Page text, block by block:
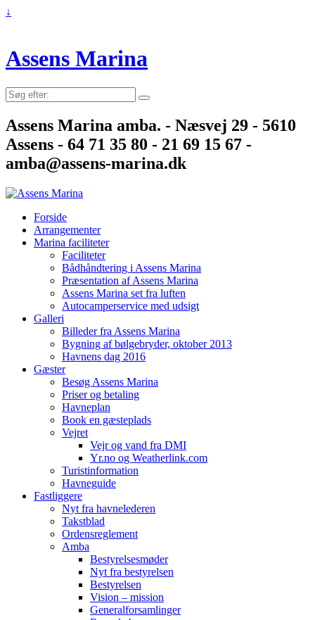
↓
Assens Marina
Søg
efter:
Assens Marina amba. - Næsvej 29 - 5610
Assens - 64 71 35 80 - 21 69 15 67 -
amba@assens-marina.dk
Forside
Arrangementer
Marina faciliteter
Faciliteter
Bådhåndtering i Assens Marina
Præsentation af Assens Marina
Assens Marina set fra luften
Autocamperservice med udsigt
Galleri
Billeder fra Assens Marina
Bygning af bølgebryder, oktober 2013
Havnens dag 2016
Gæster
Besøg Assens Marina
Priser og betaling
Havneplan
Book en gæsteplads
Vejret
Vejr og vand fra DMI
Yr.no og Weatherlink.com
Turistinformation
Havneguide
Fastliggere
Nyt fra havnelederen
Takstblad
Ordensreglement
Amba
Bestyrelsesmøder
Nyt fra bestyrelsen
Bestyrelsen
Vision – mission
Generalforsamlinger